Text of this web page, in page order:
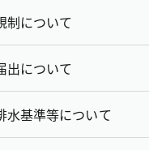
制について
出について
水基準等について